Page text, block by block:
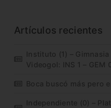
Artículos recientes
Instituto (1) –
Videogol: INS 1 – GEM
Boca buscó más pero
Independiente (0) –